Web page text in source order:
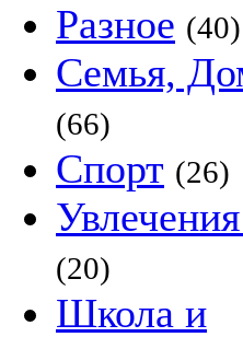
Разное (40)
Семья,
(66)
Спорт (26)
(20)
Школа и